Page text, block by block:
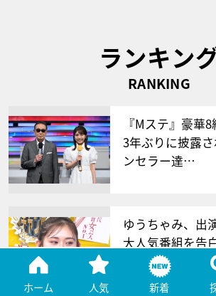
ランキン
RANKING
『Mステ』豪華
3年ぶりに披露
ンセラー達…
ゆうちゃみ、出
大人気番組を告
ション10…
ホーム 人気 新着